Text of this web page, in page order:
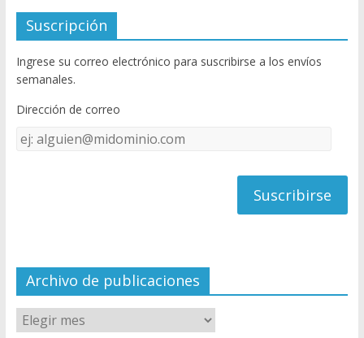
e
b
o
o
k
itt
er
u
T
u
e
C
el
Suscripción
Ingrese su correo electrónico para suscribirse a los envíos
semanales.
Dirección de correo
Dirección
de
Archivo de publicaciones